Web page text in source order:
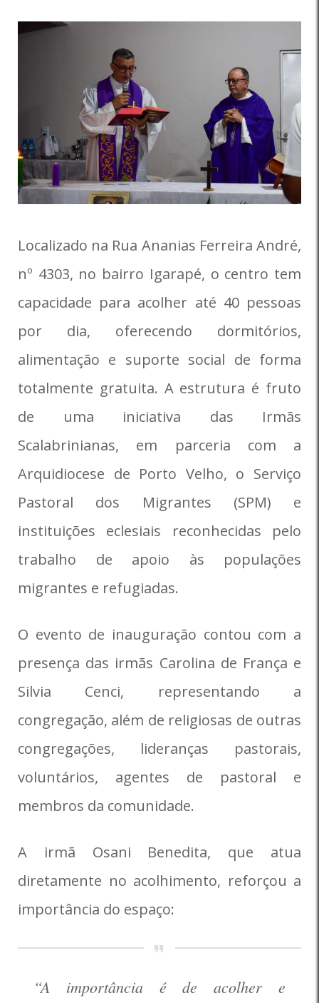
Localizado na Rua Ananias Ferreira André,
nº 4303, no bairro Igarapé, o centro tem
capacidade para acolher até 40 pessoas
por dia, oferecendo dormitórios,
alimentação e suporte social de forma
totalmente gratuita. A estrutura é fruto
de uma iniciativa das Irmãs
Scalabrinianas, em parceria com a
Arquidiocese de Porto Velho, o Serviço
Pastoral dos Migrantes (SPM) e
instituições eclesiais reconhecidas pelo
trabalho de apoio às populações
migrantes e refugiadas.
O evento de inauguração contou com a
presença das irmãs Carolina de França e
Silvia Cenci, representando a
congregação, além de religiosas de outras
congregações, lideranças pastorais,
voluntários, agentes de pastoral e
membros da comunidade.
A irmã Osani Benedita, que atua
diretamente no acolhimento, reforçou a
importância do espaço:
“A importância é de acolher e